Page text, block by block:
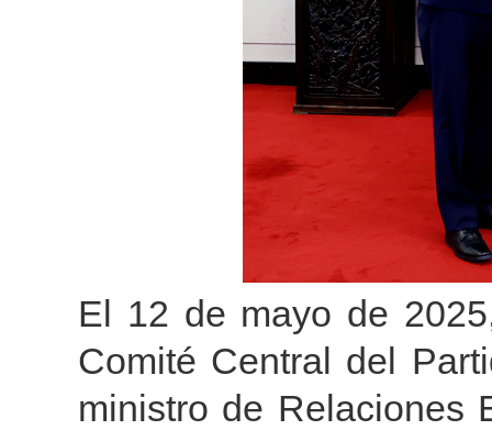
El 12 de mayo de
Comité Central del
ministro de Relaciones